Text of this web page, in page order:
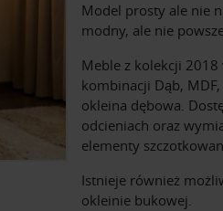
Model prosty ale nie
modny, ale nie
Meble z kolekcji
kombinacji Dąb,
okleina dębowa.
odcieniach oraz
elementy
Istnieje również
okleinie bukowej.